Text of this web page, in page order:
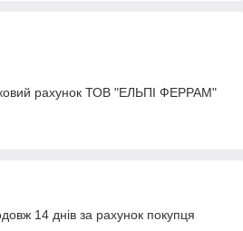
рахунок ТОВ "ЕЛЬПІ ФЕРРАМ"
14 днів за рахунок покупця